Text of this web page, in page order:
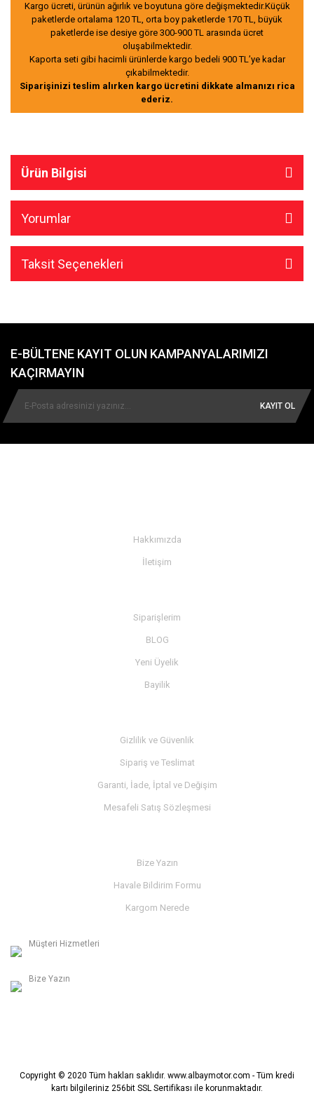
Kargo ücreti, ürünün ağırlık ve boyutuna göre değişmektedir.Küçük
paketlerde ortalama 120 TL, orta boy paketlerde 170 TL, büyük
paketlerde ise desiye göre 300-900 TL arasında ücret
oluşabilmektedir.
Kaporta seti gibi hacimli ürünlerde kargo bedeli 900 TL’ye kadar
çıkabilmektedir.
Siparişinizi teslim alırken kargo ücretini dikkate almanızı rica
ederiz.
Ürün Bilgisi
Yorumlar
Taksit Seçenekleri
E-BÜLTENE KAYIT OLUN KAMPANYALARIMIZI
KAÇIRMAYIN
KAYIT OL
Hakkımızda
İletişim
Siparişlerim
BLOG
Yeni Üyelik
Bayilik
Gizlilik ve Güvenlik
Sipariş ve Teslimat
Garanti, İade, İptal ve Değişim
Mesafeli Satış Sözleşmesi
Bize Yazın
Havale Bildirim Formu
Kargom Nerede
Müşteri Hizmetleri
Bize Yazın
Copyright © 2020 Tüm hakları saklıdır. www.albaymotor.com - Tüm kredi
kartı bilgileriniz 256bit SSL Sertifikası ile korunmaktadır.